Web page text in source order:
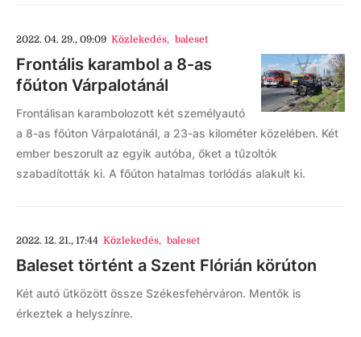
2022. 04. 29., 09:09 Közlekedés, baleset
Frontális karambol a 8-as
főúton Várpalotánál
Frontálisan karambolozott két személyautó
a 8-as főúton Várpalotánál, a 23-as kilométer közelében. Két
ember beszorult az egyik autóba, őket a tűzoltók
szabadították ki. A főúton hatalmas torlódás alakult ki.
2022. 12. 21., 17:44 Közlekedés, baleset
Baleset történt a Szent Flórián körúton
Két autó ütközött össze Székesfehérváron. Mentők is
érkeztek a helyszínre.